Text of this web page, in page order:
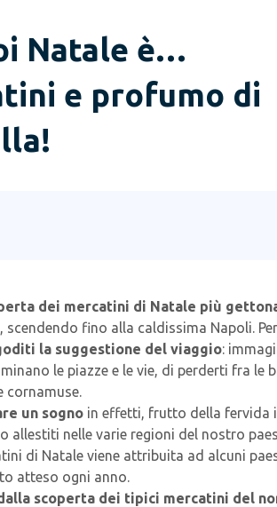
Natale è…
e profumo di
dei mercatini di Natale più
fino alla caldissima Napoli.
la suggestione del viaggio:
le piazze e le vie, di perderti fra
cornamuse.
un sogno in effetti, frutto della fervida
allestiti nelle varie regioni del nostro
di Natale viene attribuita ad alcuni
atteso ogni anno.
scoperta dei tipici mercatini del